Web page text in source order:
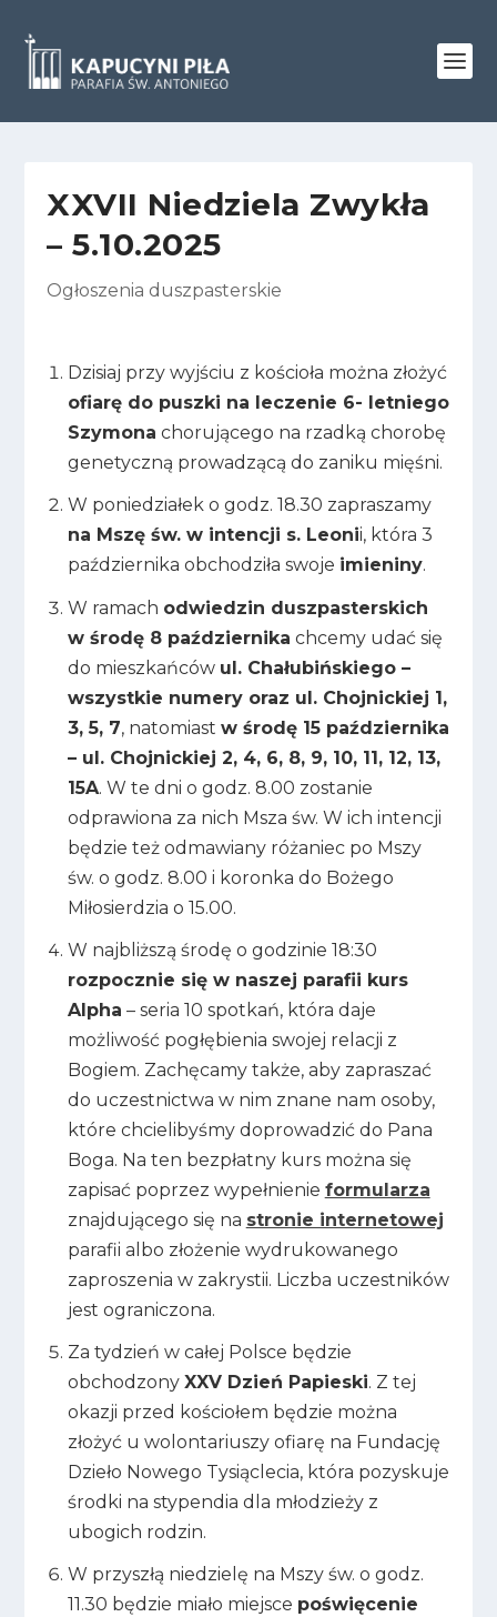
XXVII Niedziela Zwykła
– 5.10.2025
Ogłoszenia duszpasterskie
Dzisiaj przy wyjściu z kościoła można złożyć
ofiarę do puszki na leczenie 6- letniego
Szymona chorującego na rzadką chorobę
genetyczną prowadzącą do zaniku mięśni.
W poniedziałek o godz. 18.30 zapraszamy
na Mszę św. w intencji s. Leonii, która 3
października obchodziła swoje imieniny.
W ramach odwiedzin duszpasterskich
w środę 8 października chcemy udać się
do mieszkańców ul. Chałubińskiego –
wszystkie numery oraz ul. Chojnickiej 1,
3, 5, 7, natomiast w środę 15 października
– ul. Chojnickiej 2, 4, 6, 8, 9, 10, 11, 12, 13,
15A. W te dni o godz. 8.00 zostanie
odprawiona za nich Msza św. W ich intencji
będzie też odmawiany różaniec po Mszy
św. o godz. 8.00 i koronka do Bożego
Miłosierdzia o 15.00.
W najbliższą środę o godzinie 18:30
rozpocznie się w naszej parafii kurs
Alpha – seria 10 spotkań, która daje
możliwość pogłębienia swojej relacji z
Bogiem. Zachęcamy także, aby zapraszać
do uczestnictwa w nim znane nam osoby,
które chcielibyśmy doprowadzić do Pana
Boga. Na ten bezpłatny kurs można się
zapisać poprzez wypełnienie formularza
znajdującego się na stronie internetowej
parafii albo złożenie wydrukowanego
zaproszenia w zakrystii. Liczba uczestników
jest ograniczona.
Za tydzień w całej Polsce będzie
obchodzony XXV Dzień Papieski. Z tej
okazji przed kościołem będzie można
złożyć u wolontariuszy ofiarę na Fundację
Dzieło Nowego Tysiąclecia, która pozyskuje
środki na stypendia dla młodzieży z
ubogich rodzin.
W przyszłą niedzielę na Mszy św. o godz.
11.30 będzie miało miejsce poświęcenie